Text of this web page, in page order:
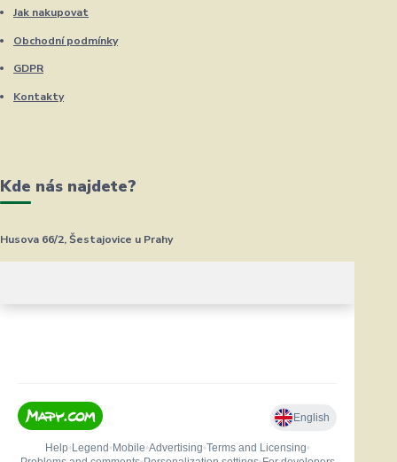
Jak nakupovat
Obchodní podmínky
GDPR
Kontakty
Kde nás najdete?
Husova 66/2, Šestajovice u Prahy